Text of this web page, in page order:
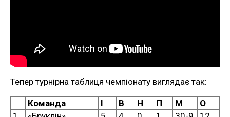
Тепер турнірна таблиця чемпіонату виглядає так:
Команда І В Н П М
О